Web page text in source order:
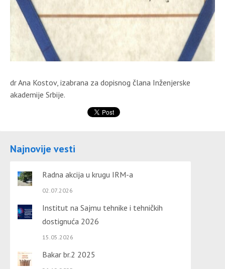
dr Ana Kostov, izabrana za dopisnog člana Inženjerske
akademije Srbije.
Najnovije vesti
Radna akcija u krugu IRM-a
02.07.2026
Institut na Sajmu tehnike i tehničkih
dostignuća 2026
15.05.2026
Bakar br.2 2025